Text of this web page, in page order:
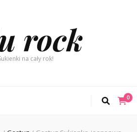
rock
na cały rok!
0